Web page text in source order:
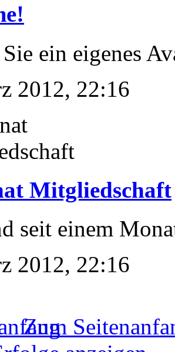
ein eigenes
2012, 22:16
Mitgliedschaft
seit einem
2012, 22:16
Zum